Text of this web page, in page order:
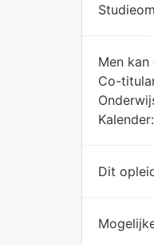
Men
Co-
Kalender:
Dit